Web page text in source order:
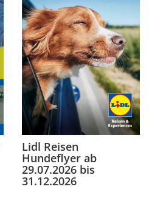
Lidl Reisen
Hundeflyer ab
29.07.2026 bis
31.12.2026